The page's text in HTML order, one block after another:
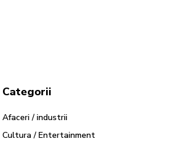
Categorii
Afaceri / industrii
Cultura / Entertainment